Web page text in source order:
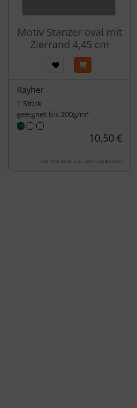
Motiv Stanzer oval mit
Zierrand 4,45 cm
Rayher
1 Stück
geeignet bis 200g/m²
10,50 €
inkl. 19 % MwSt. zzgl. Versandkosten